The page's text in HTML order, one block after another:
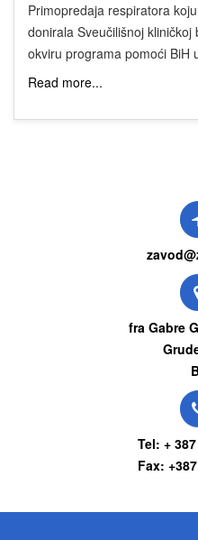
Primopredaja respiratora
donirala Sveučilišnoj kliničkoj
okviru programa pomoći
Read more...
fra Gabre
Tel: +
Fax: